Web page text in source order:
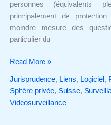
personnes (équivalents
principalement de
moindre mesure des
particulier du
données
(PFPDT)
Read More »
Jurisprudence, Liens, Logiciel ,
Sphère privée, Suisse,
Vidéosurveillance